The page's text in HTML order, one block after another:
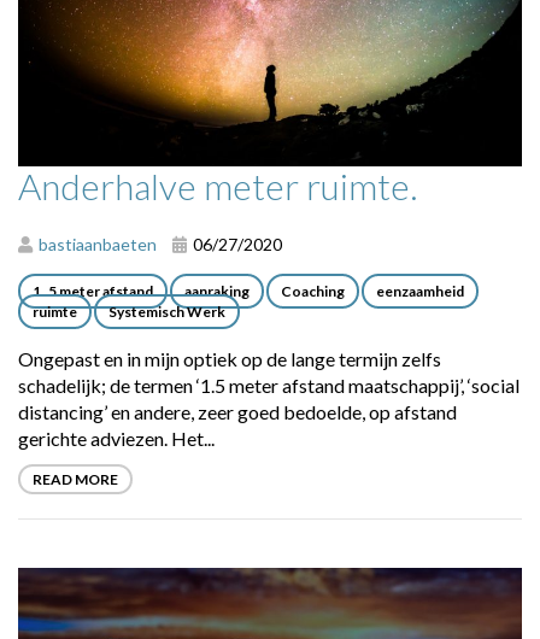
Anderhalve meter ruimte.
bastiaanbaeten 06/27/2020
1..5 meter afstand aanraking Coaching
eenzaamheid
ruimte
Systemisch Werk
Ongepast en in mijn optiek op de lange termijn zelfs
schadelijk; de termen ‘1.5 meter afstand maatschappij’, ‘social
distancing’ en andere, zeer goed bedoelde, op afstand
gerichte adviezen. Het...
READ MORE